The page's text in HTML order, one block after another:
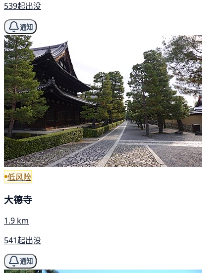
539起出没
通知
低风险
大德寺
1.9 km
541起出没
通知